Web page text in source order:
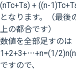
(nTc+Ts) + ((n-
となります。（最後
上の都合です）
数値を全部足すのは
1+2+3+⋯+n=(1/
ですので、